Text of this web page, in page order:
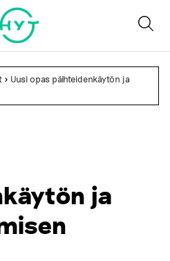
> Uusi opas päihteidenkäytön ja
ja